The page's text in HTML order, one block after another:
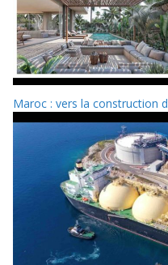
Maroc : vers la construction